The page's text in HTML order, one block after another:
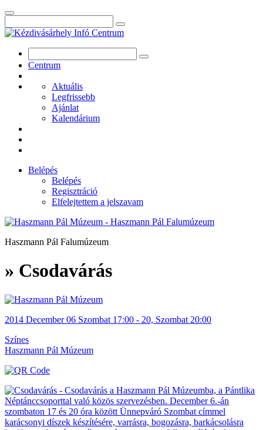
Centrum
Aktuális
Legfrissebb
Ajánlat
Kalendárium
Belépés
Belépés
Regisztráció
Elfelejtettem a jelszavam
Haszmann Pál Falumúzeum
» Csodavárás
2014 December 06 Szombat 17:00 - 20, Szombat 20:00
Színes
Haszmann Pál Múzeum